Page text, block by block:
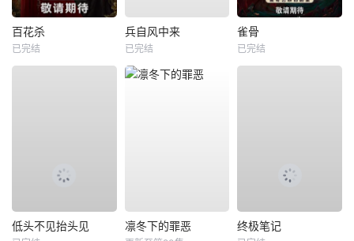
百花杀
已完结
兵自风中来
已完结
雀骨
已完结
低头不见抬头见 凛冬下的罪恶 终极笔记